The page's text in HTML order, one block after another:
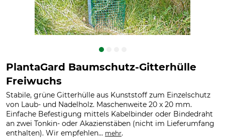
PlantaGard Baumschutz-Gitterhülle
Freiwuchs
Stabile, grüne Gitterhülle aus Kunststoff zum Einzelschutz
von Laub- und Nadelholz. Maschenweite 20 x 20 mm.
Einfache Befestigung mittels Kabelbinder oder Bindedraht
an zwei Tonkin- oder Akazienstäben (nicht im Lieferumfang
enthalten). Wir empfehlen... mehr.